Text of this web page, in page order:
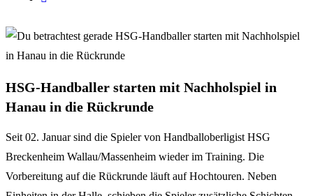
HSG-Handballer starten mit Nachholspiel in
Hanau in die Rückrunde
Seit 02. Januar sind die Spieler von Handballoberligist HSG
Breckenheim Wallau/Massenheim wieder im Training. Die
Vorbereitung auf die Rückrunde läuft auf Hochtouren. Neben